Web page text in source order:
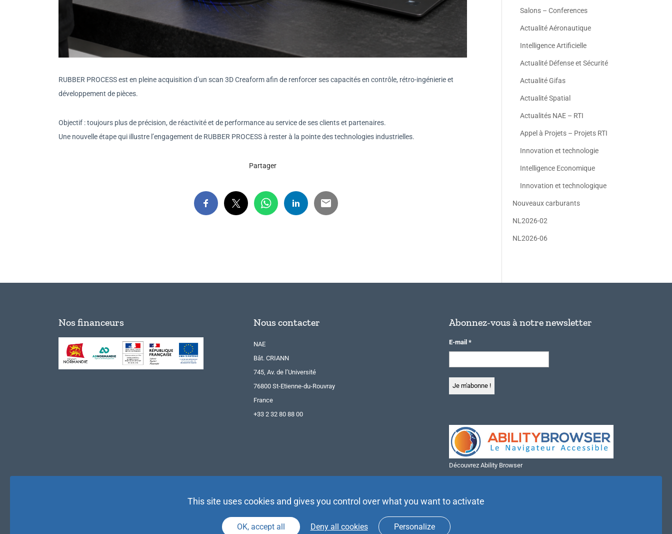
RUBBER PROCESS est en pleine acquisition d’un scan 3D Creaform afin de renforcer ses capacités en contrôle, rétro-ingénierie et
développement de pièces.
Objectif : toujours plus de précision, de réactivité et de performance au service de ses clients et partenaires.
Une nouvelle étape qui illustre l’engagement de RUBBER PROCESS à rester à la pointe des technologies industrielles.
Partager
Salons – Conferences
Actualité Aéronautique
Intelligence Artificielle
Actualité Défense et Sécurité
Actualité Gifas
Actualité Spatial
Actualités NAE – RTI
Appel à Projets – Projets RTI
Innovation et technologie
Intelligence Economique
Innovation et technologique
Nouveaux carburants
NL2026-02
NL2026-06
Nos financeurs Nous contacter
NAE
Bât. CRIANN
745, Av. de l’Université
76800 St-Etienne-du-Rouvray
France
+33 2 32 80 88 00
Abonnez-vous à notre newsletter
E-mail *
Découvrez Ability Browser
This site uses cookies and gives you control over what you want to activate
OK, accept all Deny all cookies Personalize